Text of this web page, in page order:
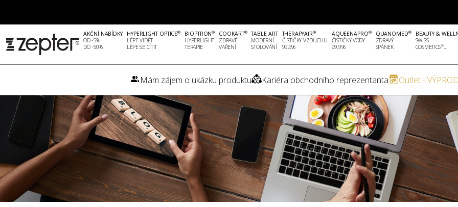
AKČNÍ NABÍDKY
OD -5%
DO -50%
HYPERLIGHT OPTICS®
LÉPE VIDĚT
LÉPE SE CÍTIT
BIOPTRON®
HYPERLIGHT
TERAPIE
COOKART®
ZDRAVÉ
VAŘENÍ
TABLE ART
MODERNÍ
STOLOVÁNÍ
THERAPYAIR®
ČISTIČKY VZDUCHU
99,9%
AQUEENAPRO®
ČISTIČKY VODY
99,9%
QUANOMED®
ZDRAVÝ
SPÁNEK
BEAUTY &
SWISS
COSMETICS®...
Mám zájem o ukázku produktu Kariéra obchodního reprezentanta Outlet -